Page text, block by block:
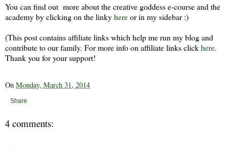
You can find out more about the creative goddess e-course and the
academy by clicking on the linkyhereor in my sidebar :)
(This post contains affiliate links which help me run my blog and
contribute to our family. For more info on affiliate links clickhere.
Thank you for your support!
On Monday, March 31, 2014
Share
4 comments: